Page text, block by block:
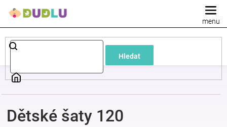
Hledat
Dětské
a
kojenecké
oblečení
Dětské šaty 120